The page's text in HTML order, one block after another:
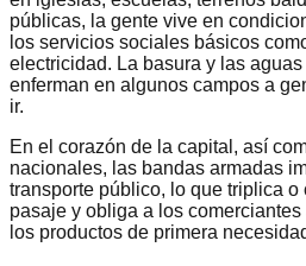
públicas, la gente vive en
los servicios sociales básicos
electricidad. La basura y las
enferman en algunos campos a
ir.
En el corazón de la capital, así
nacionales, las bandas armadas
transporte público, lo que triplica o
pasaje y obliga a los
los productos de primera